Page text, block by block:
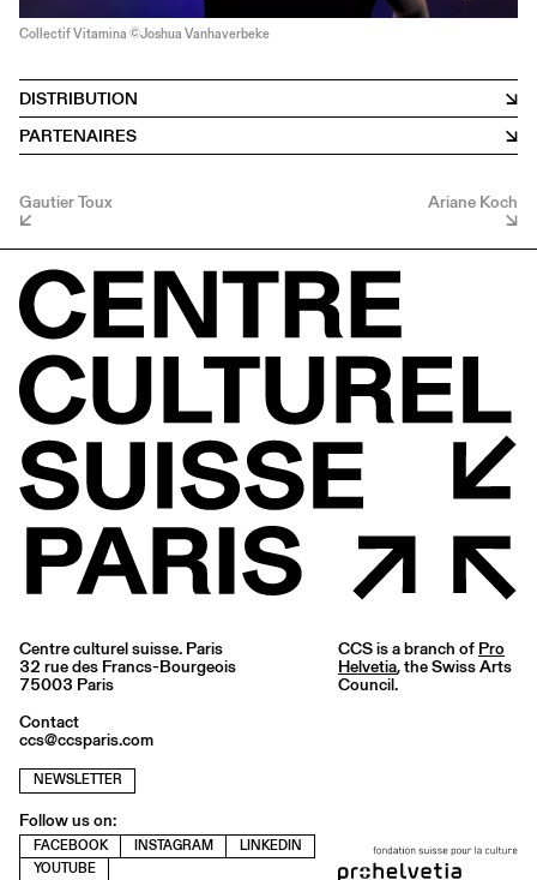
Collectif Vitamina ©Joshua Vanhaverbeke
DISTRIBUTION
PARTENAIRES
Gautier Toux Ariane Koch
Centre culturel suisse. Paris
32 rue des Francs-Bourgeois
75003 Paris
Contact
ccs@ccsparis.com
NEWSLETTER
Follow us on:
FACEBOOK INSTAGRAM
LINKEDIN
YOUTUBE
CCS is a branch of Pro
Helvetia, the Swiss Arts
Council.